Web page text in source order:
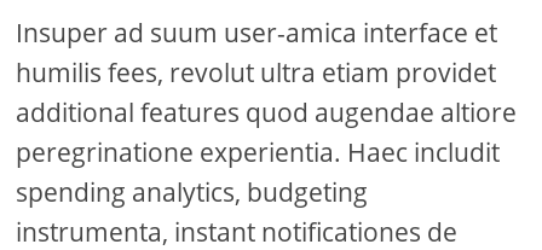
Insuper ad suum user-amica interface et
humilis fees, revolut ultra etiam providet
additional features quod augendae altiore
peregrinatione experientia. Haec includit
spending analytics, budgeting
instrumenta, instant notificationes de